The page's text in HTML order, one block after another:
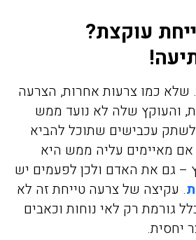
עוקצת?
שלא כמו צרעות אחרות, הצרעה
והעוקץ שלה לא נועד ממש
עכבישים שתוכל להביא
מאיימים עליה ממש היא
– גם את האדם ולכן לפעמים יש
. עקיצה של צרעה טייחת זה לא
גורמת רק לאי נוחות וכאבים
יחסית.